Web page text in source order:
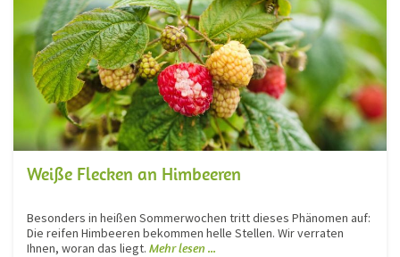
Weiße Flecken an Himbeeren
Besonders in heißen Sommerwochen tritt dieses Phänomen auf:
Die reifen Himbeeren bekommen helle Stellen. Wir verraten
Ihnen, woran das liegt. Mehr lesen ...